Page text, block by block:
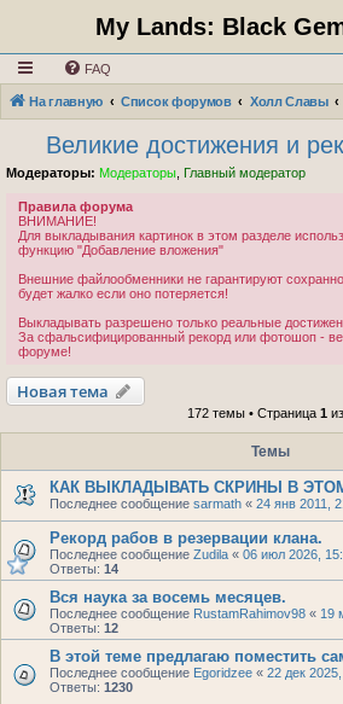
My Lands: Black
FAQ
На главную Список форумов Холл Славы
Великие достижения и
Модераторы: Модераторы Главный модератор
Правила форума
ВНИМАНИЕ!
Для выкладывания картинок в этом разделе
функцию "Добавление вложения"
Внешние файлообменники не гарантируют
будет жалко если оно потеряется!
Выкладывать разрешено только реальные
За сфальсифицированный рекорд или фотошоп -
форуме!
Новая тема
172 темы • Страница 1из
Темы
КАК ВЫКЛАДЫВАТЬ СКРИНЫ В
Последнее сообщение sarmath « 24 янв 2011,
Рекорд рабов в резервации клана.
Последнее сообщение Zudila « 06 июл 2026,
Ответы: 14
Вся наука за восемь месяцев.
Последнее сообщение RustamRahimov98 « 19
Ответы: 12
В этой теме предлагаю поместить
Последнее сообщение Egoridzee « 22 дек
Ответы: 1230